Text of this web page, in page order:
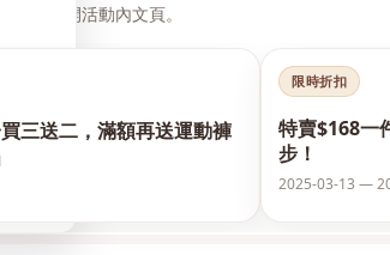
需另開活動內文頁。
三送二，滿額再送運動褲
限時折扣
特賣$168一
步！
2025-03-13 —